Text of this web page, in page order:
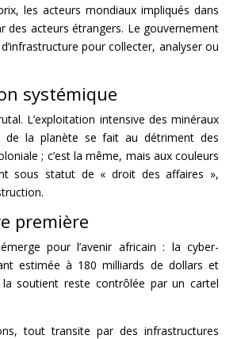
les acteurs mondiaux impliqués dans
des acteurs étrangers. Le gouvernement
pour collecter, analyser ou
systémique
L’exploitation intensive des minéraux
la planète se fait au détriment des
; c’est la même, mais aux couleurs
sous statut de « droit des affaires »,
première
pour l’avenir africain : la cyber-
estimée à 180 milliards de dollars et
soutient reste contrôlée par un cartel
tout transite par des infrastructures